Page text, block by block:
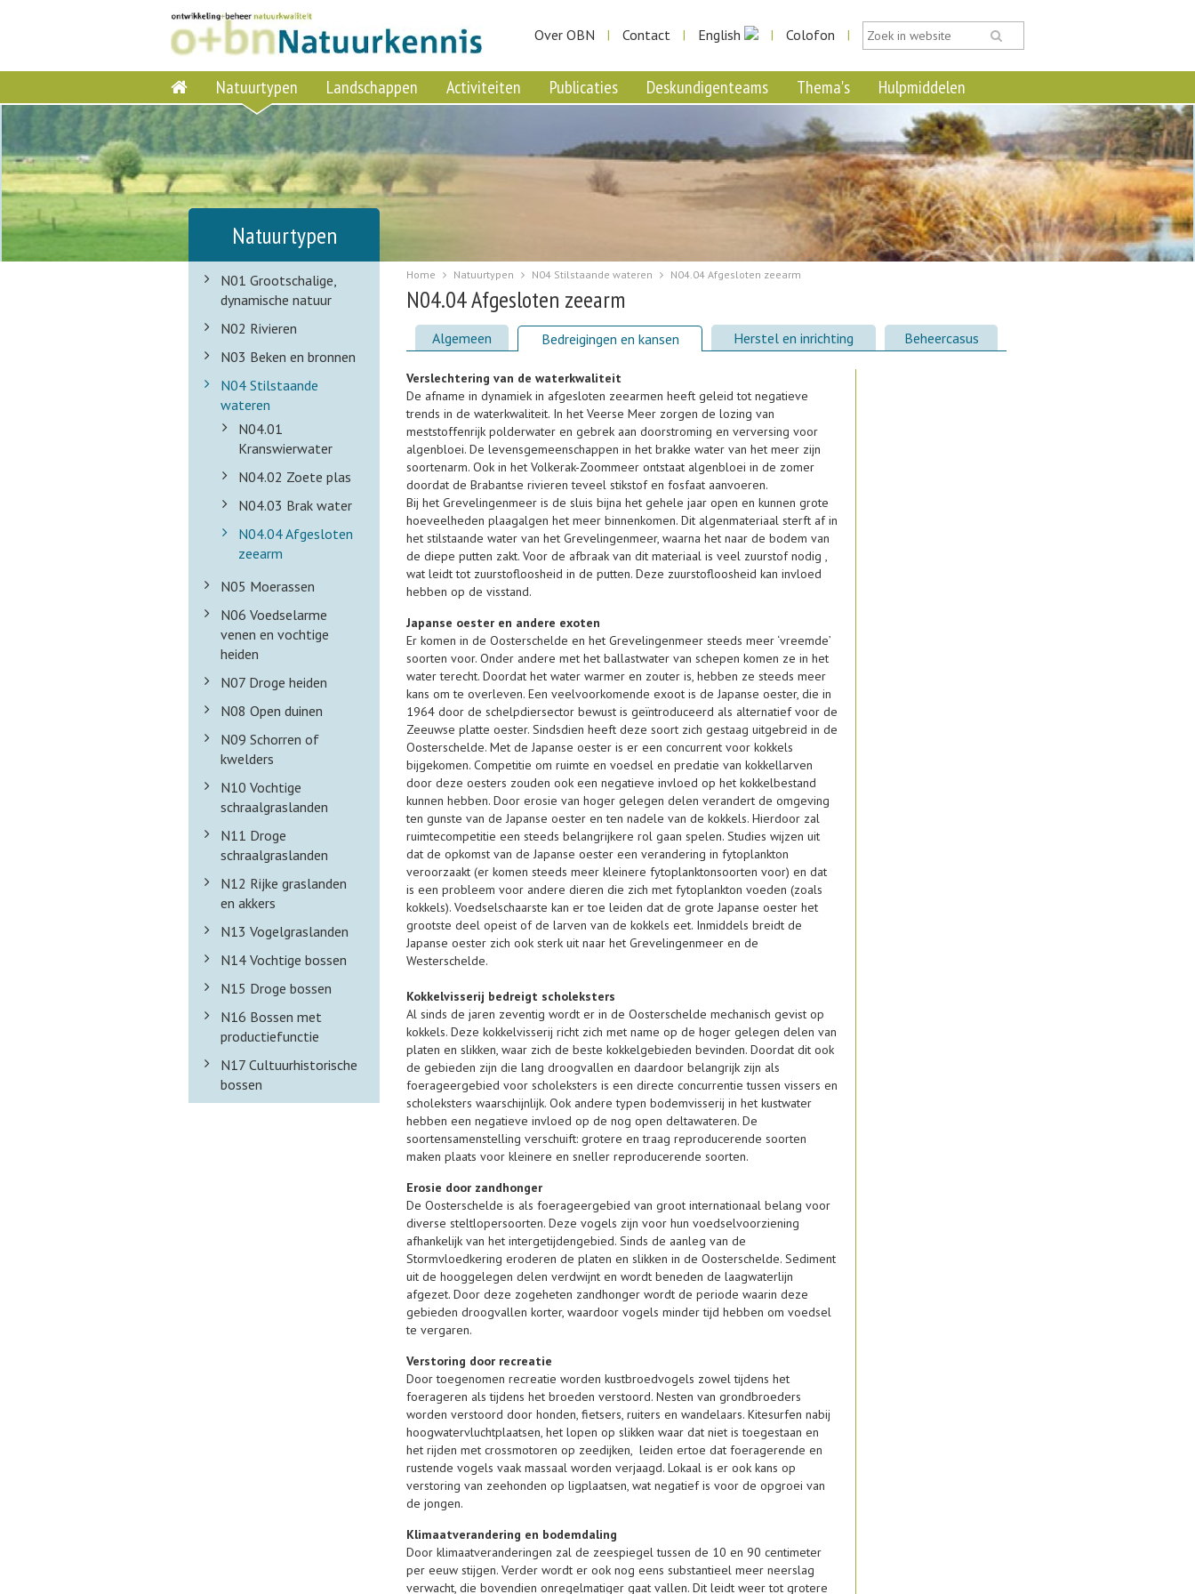
Over OBN | Contact | English | Colofon |
Natuurtypen Landschappen Activiteiten Publicaties Deskundigenteams Thema's Hulpmiddelen
Natuurtypen
N01 Grootschalige,
dynamische natuur
N02 Rivieren
N03 Beken en bronnen
N04 Stilstaande
wateren
N04.01
Kranswierwater
N04.02 Zoete plas
N04.03 Brak water
N04.04 Afgesloten
zeearm
N05 Moerassen
N06 Voedselarme
venen en vochtige
heiden
N07 Droge heiden
N08 Open duinen
N09 Schorren of
kwelders
N10 Vochtige
schraalgraslanden
N11 Droge
schraalgraslanden
N12 Rijke graslanden
en akkers
N13 Vogelgraslanden
N14 Vochtige bossen
N15 Droge bossen
N16 Bossen met
productiefunctie
N17 Cultuurhistorische
bossen
Home Natuurtypen N04 Stilstaande wateren N04.04 Afgesloten zeearm
N04.04 Afgesloten zeearm
Algemeen Bedreigingen en kansen Herstel en inrichting Beheercasus
Verslechtering van de waterkwaliteit
De afname in dynamiek in afgesloten zeearmen heeft geleid tot negatieve
trends in de waterkwaliteit. In het Veerse Meer zorgen de lozing van
meststoffenrijk polderwater en gebrek aan doorstroming en verversing voor
algenbloei. De levensgemeenschappen in het brakke water van het meer zijn
soortenarm. Ook in het Volkerak-Zoommeer ontstaat algenbloei in de zomer
doordat de Brabantse rivieren teveel stikstof en fosfaat aanvoeren.
Bij het Grevelingenmeer is de sluis bijna het gehele jaar open en kunnen grote
hoeveelheden plaagalgen het meer binnenkomen. Dit algenmateriaal sterft af in
het stilstaande water van het Grevelingenmeer, waarna het naar de bodem van
de diepe putten zakt. Voor de afbraak van dit materiaal is veel zuurstof nodig ,
wat leidt tot zuurstofloosheid in de putten. Deze zuurstofloosheid kan invloed
hebben op de visstand.
Japanse oester en andere exoten
Er komen in de Oosterschelde en het Grevelingenmeer steeds meer ‘vreemde’
soorten voor. Onder andere met het ballastwater van schepen komen ze in het
water terecht. Doordat het water warmer en zouter is, hebben ze steeds meer
kans om te overleven. Een veelvoorkomende exoot is de Japanse oester, die in
1964 door de schelpdiersector bewust is geïntroduceerd als alternatief voor de
Zeeuwse platte oester. Sindsdien heeft deze soort zich gestaag uitgebreid in de
Oosterschelde. Met de Japanse oester is er een concurrent voor kokkels
bijgekomen. Competitie om ruimte en voedsel en predatie van kokkellarven
door deze oesters zouden ook een negatieve invloed op het kokkelbestand
kunnen hebben. Door erosie van hoger gelegen delen verandert de omgeving
ten gunste van de Japanse oester en ten nadele van de kokkels. Hierdoor zal
ruimtecompetitie een steeds belangrijkere rol gaan spelen. Studies wijzen uit
dat de opkomst van de Japanse oester een verandering in fytoplankton
veroorzaakt (er komen steeds meer kleinere fytoplanktonsoorten voor) en dat
is een probleem voor andere dieren die zich met fytoplankton voeden (zoals
kokkels). Voedselschaarste kan er toe leiden dat de grote Japanse oester het
grootste deel opeist of de larven van de kokkels eet. Inmiddels breidt de
Japanse oester zich ook sterk uit naar het Grevelingenmeer en de
Westerschelde.
Kokkelvisserij bedreigt scholeksters
Al sinds de jaren zeventig wordt er in de Oosterschelde mechanisch gevist op
kokkels. Deze kokkelvisserij richt zich met name op de hoger gelegen delen van
platen en slikken, waar zich de beste kokkelgebieden bevinden. Doordat dit ook
de gebieden zijn die lang droogvallen en daardoor belangrijk zijn als
foerageergebied voor scholeksters is een directe concurrentie tussen vissers en
scholeksters waarschijnlijk. Ook andere typen bodemvisserij in het kustwater
hebben een negatieve invloed op de nog open deltawateren. De
soortensamenstelling verschuift: grotere en traag reproducerende soorten
maken plaats voor kleinere en sneller reproducerende soorten.
Erosie door zandhonger
De Oosterschelde is als foerageergebied van groot internationaal belang voor
diverse steltlopersoorten. Deze vogels zijn voor hun voedselvoorziening
afhankelijk van het intergetijdengebied. Sinds de aanleg van de
Stormvloedkering eroderen de platen en slikken in de Oosterschelde. Sediment
uit de hooggelegen delen verdwijnt en wordt beneden de laagwaterlijn
afgezet. Door deze zogeheten zandhonger wordt de periode waarin deze
gebieden droogvallen korter, waardoor vogels minder tijd hebben om voedsel
te vergaren.
Verstoring door recreatie
Door toegenomen recreatie worden kustbroedvogels zowel tijdens het
foerageren als tijdens het broeden verstoord. Nesten van grondbroeders
worden verstoord door honden, fietsers, ruiters en wandelaars. Kitesurfen nabij
hoogwatervluchtplaatsen, het lopen op slikken waar dat niet is toegestaan en
het rijden met crossmotoren op zeedijken, leiden ertoe dat foeragerende en
rustende vogels vaak massaal worden verjaagd. Lokaal is er ook kans op
verstoring van zeehonden op ligplaatsen, wat negatief is voor de opgroei van
de jongen.
Klimaatverandering en bodemdaling
Door klimaatveranderingen zal de zeespiegel tussen de 10 en 90 centimeter
per eeuw stijgen. Verder wordt er ook nog eens substantieel meer neerslag
verwacht, die bovendien onregelmatiger gaat vallen. Dit leidt weer tot grotere